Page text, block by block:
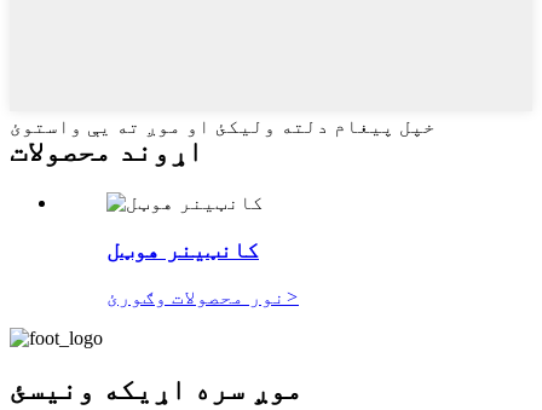
خپل پیغام دلته ولیکئ او موږ ته یې واستوئ
اړوند محصولات
کانټینر هوټل
نور محصولات وګورئ >
موږ سره اړیکه ونیسئ